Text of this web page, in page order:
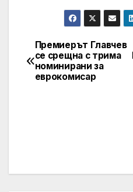
Post
navigation
Премиерът Главчев
се срещна с трима
номинирани за
еврокомисар